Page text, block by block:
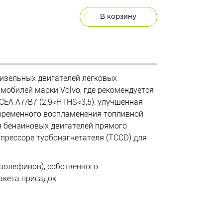
В корзину
двигателей легковых
марки Volvo, где рекомендуется
A7/B7 (2,9<HTHS<3,5): улучшенная
воспламенения топливной
двигателей прямого
турбонагнетателя (TCCD) для
собственного
присадок.